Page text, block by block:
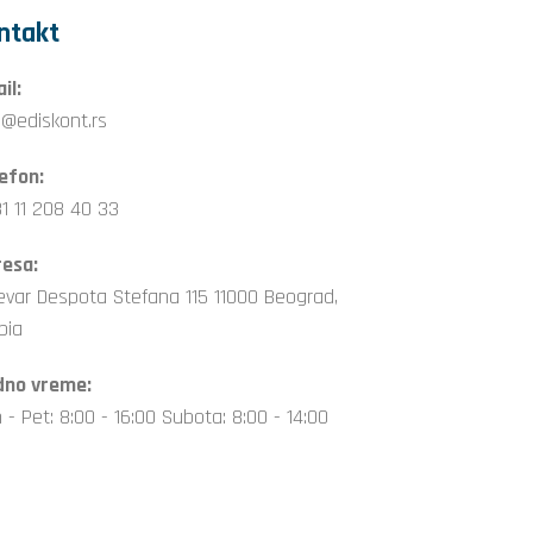
11 208 40 33
Despota Stefana 115 11000 Beograd,
vreme:
- Pet: 8:00 - 16:00 Subota: 8:00 - 14:00